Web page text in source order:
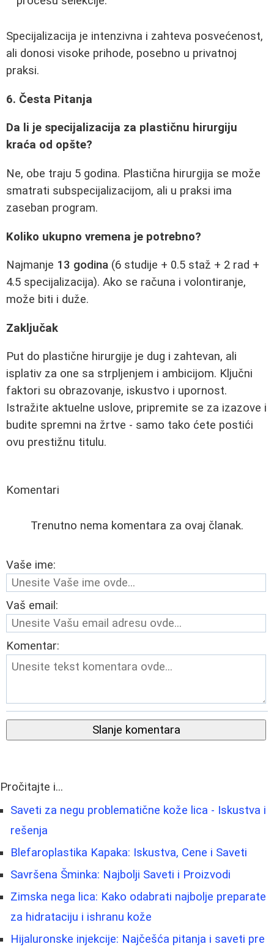
Specijalizacija je intenzivna i zahteva posvećenost,
ali donosi visoke prihode, posebno u privatnoj
praksi.
6. Česta Pitanja
Da li je specijalizacija za plastičnu hirurgiju
kraća od opšte?
Ne, obe traju 5 godina. Plastična hirurgija se može
smatrati subspecijalizacijom, ali u praksi ima
zaseban program.
Koliko ukupno vremena je potrebno?
Najmanje 13 godina (6 studije + 0.5 staž + 2 rad +
4.5 specijalizacija). Ako se računa i volontiranje,
može biti i duže.
Zaključak
Put do plastične hirurgije je dug i zahtevan, ali
isplativ za one sa strpljenjem i ambicijom. Ključni
faktori su obrazovanje, iskustvo i upornost.
Istražite aktuelne uslove, pripremite se za izazove i
budite spremni na žrtve - samo tako ćete postići
ovu prestižnu titulu.
Komentari
Trenutno nema komentara za ovaj članak.
Vaše ime:
Vaš email:
Komentar:
Slanje komentara
Pročitajte i...
Saveti za negu problematične kože lica - Iskustva i
rešenja
Blefaroplastika Kapaka: Iskustva, Cene i Saveti
Savršena Šminka: Najbolji Saveti i Proizvodi
Zimska nega lica: Kako odabrati najbolje preparate
za hidrataciju i ishranu kože
Hijaluronske injekcije: Najčešća pitanja i saveti pre